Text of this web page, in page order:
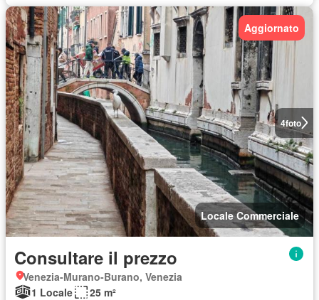
4foto
Aggiornato
Locale Commerciale
Consultare il prezzo
Venezia-Murano-Burano, Venezia
1 Locale
25 m²